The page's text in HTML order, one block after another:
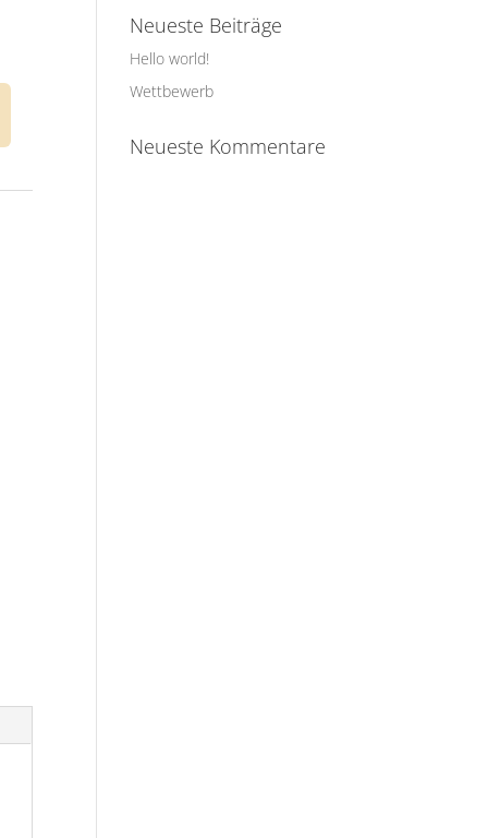
Neueste Beiträge
Hello world!
Wettbewerb
Neueste Kommentare